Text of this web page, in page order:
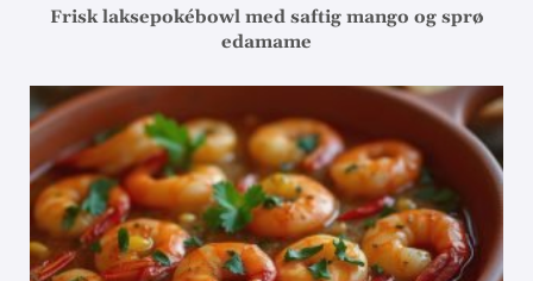
Frisk laksepokébowl med saftig mango og sprø
edamame